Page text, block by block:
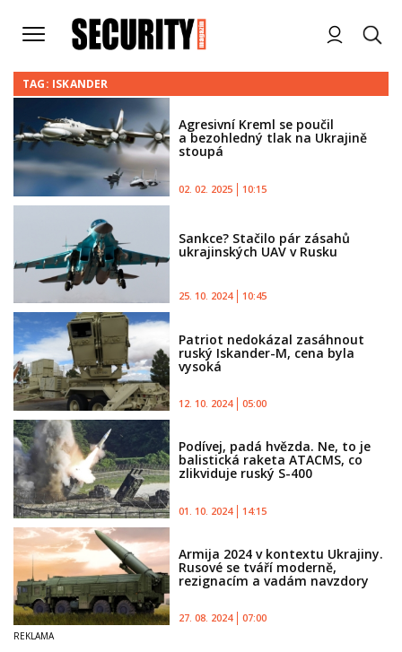
TAG: ISKANDER
Agresivní Kreml se poučil
a bezohledný tlak na Ukrajině
stoupá
02. 02. 2025 10:15
Sankce? Stačilo pár zásahů
ukrajinských UAV v Rusku
25. 10. 2024 10:45
Patriot nedokázal zasáhnout
ruský Iskander-M, cena byla
vysoká
12. 10. 2024 05:00
Podívej, padá hvězda. Ne, to je
balistická raketa ATACMS, co
zlikviduje ruský S-400
01. 10. 2024 14:15
Armija 2024 v kontextu Ukrajiny.
Rusové se tváří moderně,
rezignacím a vadám navzdory
27. 08. 2024 07:00